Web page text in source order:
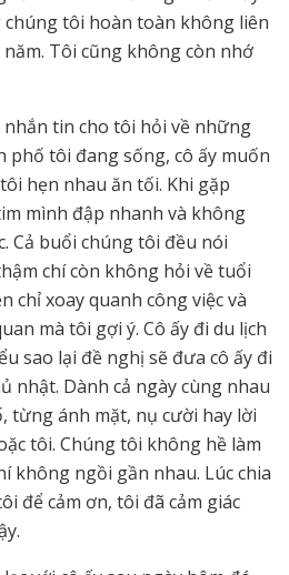
tôi hoàn toàn không liên
Tôi cũng không còn nhớ
nhắn tin cho tôi hỏi về những
phố tôi đang sống, cô ấy muốn
hẹn nhau ăn tối. Khi gặp
mình đập nhanh và không
Cả buổi chúng tôi đều nói
chí còn không hỏi về tuổi
chỉ xoay quanh công việc và
mà tôi gợi ý. Cô ấy đi du lịch
sao lại đề nghị sẽ đưa cô ấy đi
nhật. Dành cả ngày cùng nhau
từng ánh mặt, nụ cười hay lời
tôi. Chúng tôi không hề làm
không ngồi gần nhau. Lúc chia
để cảm ơn, tôi đã cảm giác